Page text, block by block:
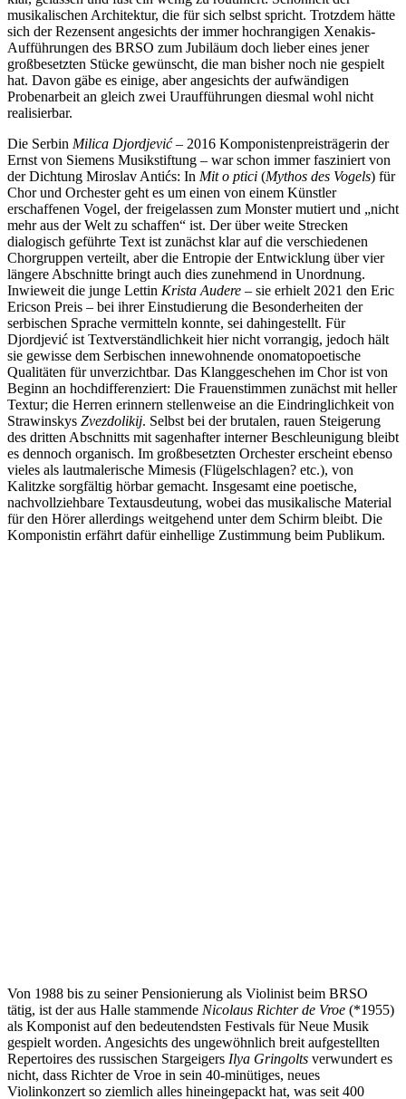
musikalischen Architektur, die für sich selbst spricht. Trotzdem hätte
sich der Rezensent angesichts der immer hochrangigen Xenakis-
Aufführungen des BRSO zum Jubiläum doch lieber eines jener
großbesetzten Stücke gewünscht, die man bisher noch nie gespielt
hat. Davon gäbe es einige, aber angesichts der aufwändigen
Probenarbeit an gleich zwei Uraufführungen diesmal wohl nicht
realisierbar.
Die Serbin Milica Djordjević– 2016 Komponistenpreisträgerin der
Ernst von Siemens Musikstiftung – war schon immer fasziniert von
der Dichtung Miroslav Antićs: In Mit o ptici (Mythos des Vogels) für
Chor und Orchester geht es um einen von einem Künstler
erschaffenen Vogel, der freigelassen zum Monster mutiert und „nicht
mehr aus der Welt zu schaffen“ ist. Der über weite Strecken
dialogisch geführte Text ist zunächst klar auf die verschiedenen
Chorgruppen verteilt, aber die Entropie der Entwicklung über vier
längere Abschnitte bringt auch dies zunehmend in Unordnung.
Inwieweit die junge Lettin Krista Audere – sie erhielt 2021 den Eric
Ericson Preis – bei ihrer Einstudierung die Besonderheiten der
serbischen Sprache vermitteln konnte, sei dahingestellt. Für
Djordjević ist Textverständlichkeit hier nicht vorrangig, jedoch hält
sie gewisse dem Serbischen innewohnende onomatopoetische
Qualitäten für unverzichtbar. Das Klanggeschehen im Chor ist von
Beginn an hochdifferenziert: Die Frauenstimmen zunächst mit heller
Textur; die Herren erinnern stellenweise an die Eindringlichkeit von
Strawinskys Zvezdolikij. Selbst bei der brutalen, rauen Steigerung
des dritten Abschnitts mit sagenhafter interner Beschleunigung bleibt
es dennoch organisch. Im großbesetzten Orchester erscheint ebenso
vieles als lautmalerische Mimesis (Flügelschlagen? etc.), von
Kalitzke sorgfältig hörbar gemacht. Insgesamt eine poetische,
nachvollziehbare Textausdeutung, wobei das musikalische Material
für den Hörer allerdings weitgehend unter dem Schirm bleibt. Die
Komponistin erfährt dafür einhellige Zustimmung beim Publikum.
Von 1988 bis zu seiner Pensionierung als Violinist beim BRSO
tätig, ist der aus Halle stammende Nicolaus Richter de Vroe (*1955)
als Komponist auf den bedeutendsten Festivals für Neue Musik
gespielt worden. Angesichts des ungewöhnlich breit aufgestellten
Repertoires des russischen Stargeigers Ilya Gringolts verwundert es
nicht, dass Richter de Vroe in sein 40-minütiges, neues
Violinkonzert so ziemlich alles hineingepackt hat, was seit 400